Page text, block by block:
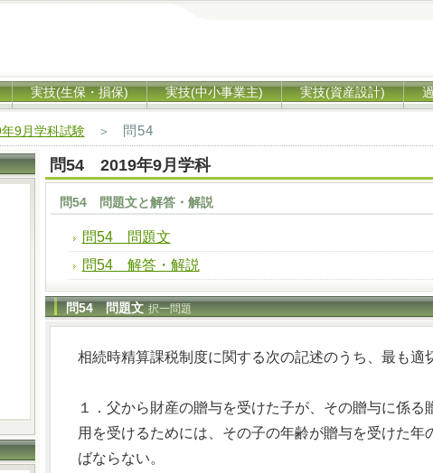
実技(生保・損保) 実技(中小事業主) 実技(資産設計)
9月学科試験＞ 問54
問54 2019年9月学科
問54 問題文と解答・解説
問54 問題文
問54 解答・解説
問54 問題文 択一問題
相続時精算課税制度に関する次の記述のうち、最も適
１．父から財産の贈与を受けた子が、その贈与に係
用を受けるためには、その子の年齢が贈与を受けた
ばならない。